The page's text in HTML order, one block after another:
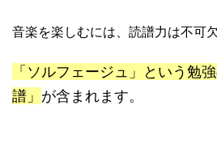
音楽を楽しむには、読譜力は不可欠
「ソルフェージュ」という勉
譜」 が含まれます。